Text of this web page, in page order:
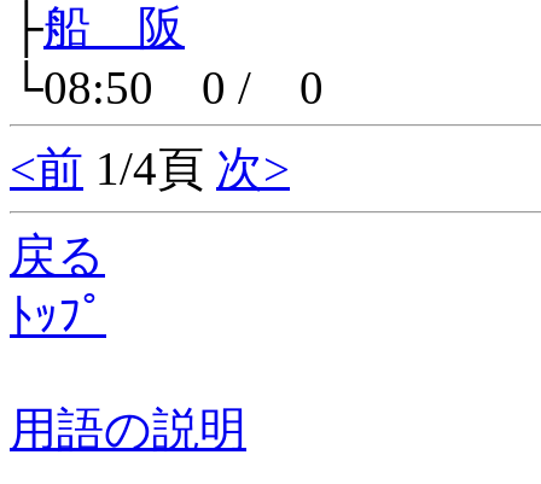
├船 阪
└08:50 0 / 0
<前 1/4頁 次>
戻る
ﾄｯﾌﾟ
用語の説明